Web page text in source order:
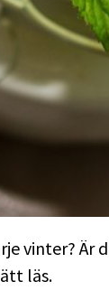
vinter? Är
läs.